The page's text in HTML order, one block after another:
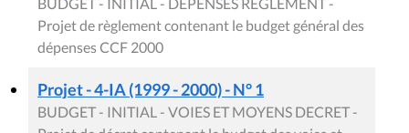
Projet de règlement contenant le budget général des
dépenses CCF 2000
Projet - 4-IA (1999 - 2000) - N° 1
BUDGET - INITIAL - VOIES ET MOYENS DECRET -